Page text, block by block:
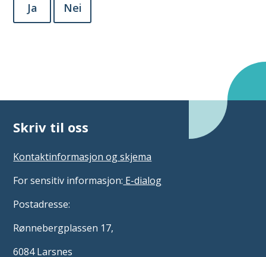
Ja Nei
Skriv til oss
Kontaktinformasjon og skjema
For sensitiv informasjon: E-dialog
Postadresse:
Rønnebergplassen 17,
6084 Larsnes